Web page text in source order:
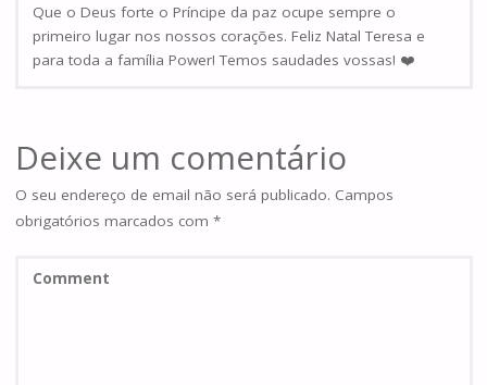
Que o Deus forte o Príncipe da paz ocupe sempre o
primeiro lugar nos nossos corações. Feliz Natal Teresa e
para toda a família Power! Temos saudades vossas! ❤️
Deixe um comentário
O seu endereço de email não será publicado. Campos
obrigatórios marcados com *